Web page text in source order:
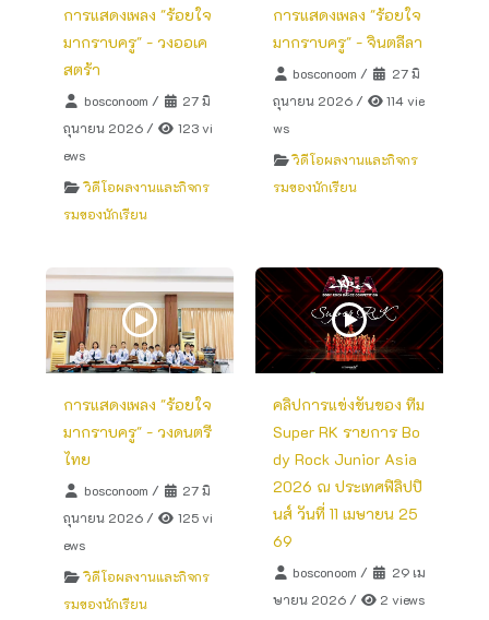
การแสดงเพลง "ร้อยใจ
มากราบครู" - วงออเค
สตร้า
bosconoom /
27 มิ
ถุนายน 2026 /
123 vi
ews
วิดีโอผลงานและกิจกร
รมของนักเรียน
การแสดงเพลง "ร้อยใจ
มากราบครู" - จินตลีลา
bosconoom /
27 มิ
ถุนายน 2026/
114 vie
ws
วิดีโอผลงานและกิจกร
รมของนักเรียน
การแสดงเพลง "ร้อยใจ
มากราบครู" - วงดนตรี
ไทย
bosconoom /
27 มิ
ถุนายน 2026 /
125 vi
ews
วิดีโอผลงานและกิจกร
รมของนักเรียน
คลิปการแข่งขันของ ทีม
Super RK รายการ Bo
dy Rock Junior Asia
2026 ณ ประเทศฟิลิปปิ
นส์ วันที่ 11 เมษายน 25
69
bosconoom /
29 เม
ษายน 2026/
2 views